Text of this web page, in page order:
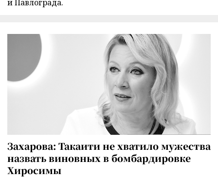
и Павлограда.
Захарова: Такаити не хватило мужества
назвать виновных в бомбардировке
Хиросимы